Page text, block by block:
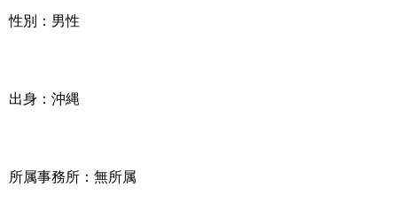
性別：男性
出身：沖縄
所属事務所：無所属